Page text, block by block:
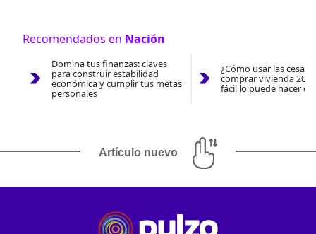
Recomendados en Nación
Domina tus finanzas: claves
para construir estabilidad
económica y cumplir tus metas
personales
¿Cómo usar las
comprar vivienda
fácil lo puede hacer
Artículo nuevo